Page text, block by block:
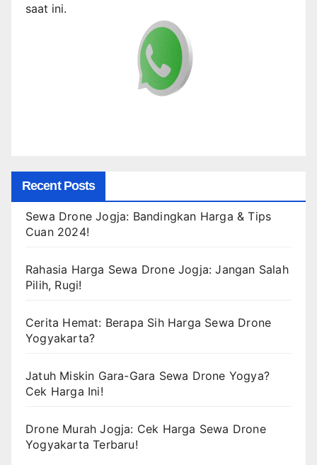
saat ini.
Recent Posts
Sewa Drone Jogja: Bandingkan Harga & Tips
Cuan 2024!
Rahasia Harga Sewa Drone Jogja: Jangan Salah
Pilih, Rugi!
Cerita Hemat: Berapa Sih Harga Sewa Drone
Yogyakarta?
Jatuh Miskin Gara-Gara Sewa Drone Yogya?
Cek Harga Ini!
Drone Murah Jogja: Cek Harga Sewa Drone
Yogyakarta Terbaru!